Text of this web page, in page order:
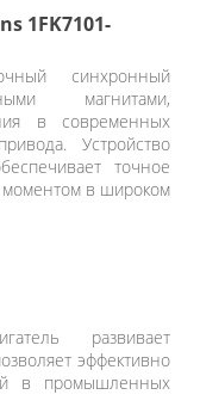
1FK7101-
синхронный
магнитами,
в современных
Устройство
точное
моментом в широком
развивает
эффективно
в промышленных